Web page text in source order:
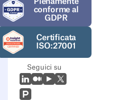
Pienamente
conforme al
GDPR
Certificata
ISO:27001
Seguici su
LinkedIn
MedioYoutubeX (Twitter)
Prodcut Hunt